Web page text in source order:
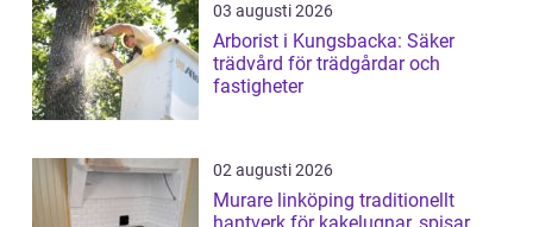
03 augusti 2026
Arborist i Kungsbacka: Säker
trädvård för trädgårdar och
fastigheter
02 augusti 2026
Murare linköping traditionellt